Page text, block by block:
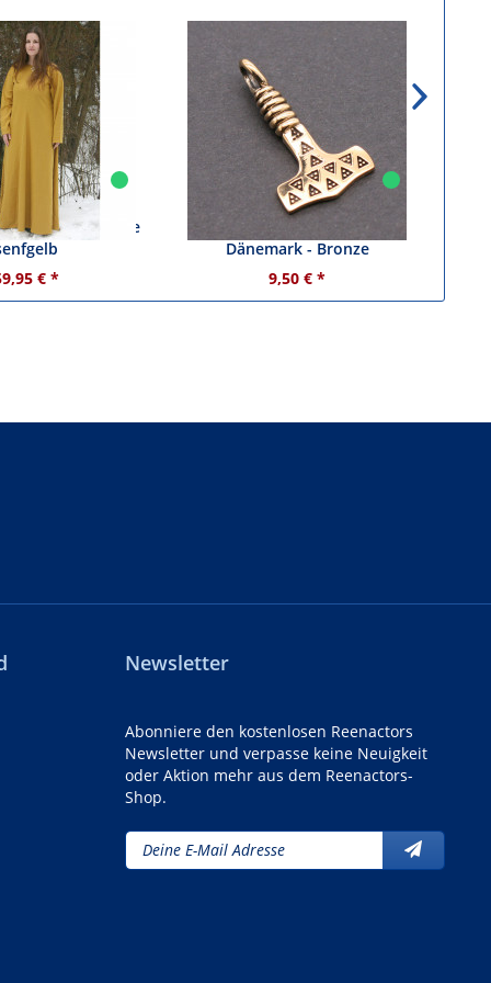
- Farbe
€ *
Wikinger Thorhammer
Dänemark - Bronze
9,50 € *
Newsletter
Abonniere den kostenlosen Reenactors
Newsletter und verpasse keine Neuigkeit
oder Aktion mehr aus dem Reenactors-
Shop.